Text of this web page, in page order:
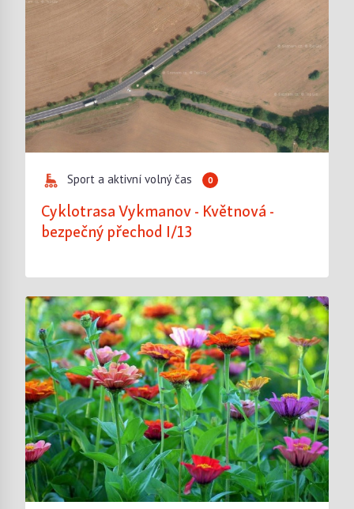
Sport a aktivní volný čas 0
Cyklotrasa Vykmanov - Květnová -
bezpečný přechod I/13